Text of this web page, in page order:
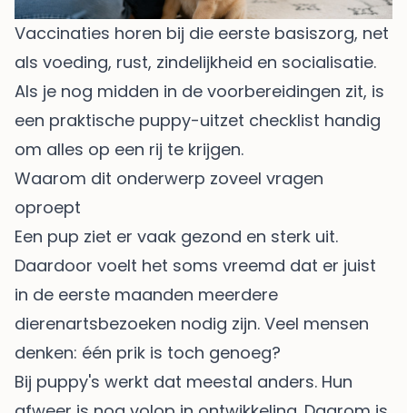
Vaccinaties horen bij die eerste basiszorg, net
als voeding, rust, zindelijkheid en socialisatie.
Als je nog midden in de voorbereidingen zit, is
een praktische puppy-uitzet checklist handig
om alles op een rij te krijgen.
Waarom dit onderwerp zoveel vragen
oproept
Een pup ziet er vaak gezond en sterk uit.
Daardoor voelt het soms vreemd dat er juist
in de eerste maanden meerdere
dierenartsbezoeken nodig zijn. Veel mensen
denken: één prik is toch genoeg?
Bij puppy's werkt dat meestal anders. Hun